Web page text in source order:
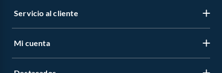
Servicio al cliente
Libro de reclamaciones
Mi cuenta